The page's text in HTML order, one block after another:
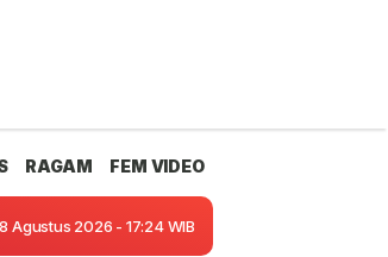
RAGAM FEM VIDEO
Agustus 2026 - 17:24 WIB